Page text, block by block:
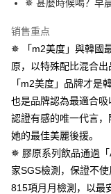
商品與否，仍需要請您在
二、付款限制
1. 初次使用 AFTEE 時，
2. 結帳金額須大於NT$30
3. 目前僅支援台灣會員
三、聲明條款
「AFTEE先享後付」(下
所提供，並由 AFTEE 向
AFTEE 於本服務必要服
處理、利用，詳參
（https://aftee.tw/
萊爾富取貨付款
每笔NT$100，满
試用-萊爾富取貨付款
免运费
付款後萊爾富取貨
每笔NT$100，满
7-11付款取貨
每笔NT$100，满
試用-7-11取貨付款
✵ 甚麼時候喝？早
销售重点
✵ 「m2美度」與韓國
原，以特殊配比混合
「m2美度」品牌才是
也是品牌認為最適合
認證有感的唯一代言
她的最佳美麗後援。
✵ 膠原系列飲品通過
家SGS檢測，保證不
815項月月檢測，以最